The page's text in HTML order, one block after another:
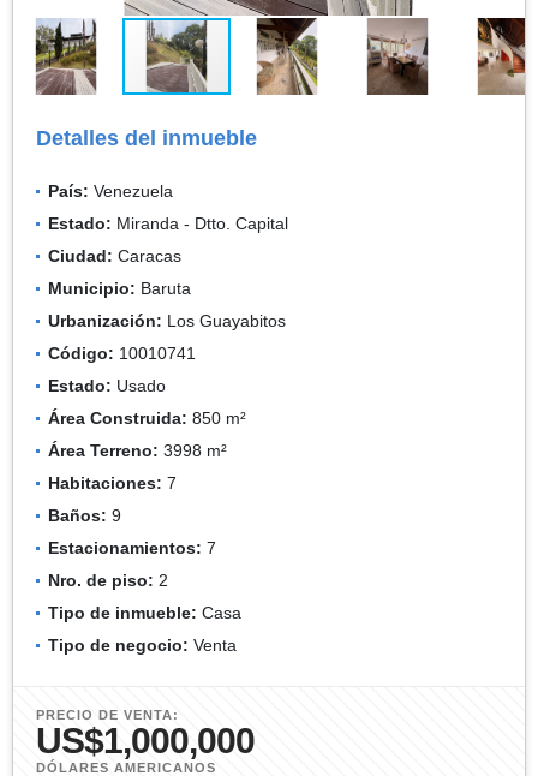
Detalles del inmueble
País: Venezuela
Estado: Miranda - Dtto. Capital
Ciudad: Caracas
Municipio: Baruta
Urbanización: Los Guayabitos
Código: 10010741
Estado: Usado
Área Construida: 850 m²
Área Terreno: 3998 m²
Habitaciones: 7
Baños: 9
Estacionamientos: 7
Nro. de piso: 2
Tipo de inmueble: Casa
Tipo de negocio: Venta
PRECIO DE VENTA:
US$1,000,000
DÓLARES AMERICANOS